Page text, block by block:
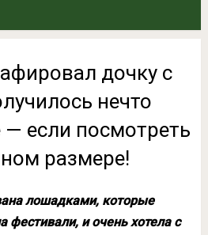
дочку с
нечто
если посмотреть
размере!
лошадками, которые
фестивали, и очень хотела с